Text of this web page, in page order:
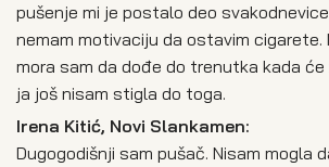
pušenje mi je postalo deo
nemam motivaciju da ostavim cigarete.
mora sam da dođe do trenutka kada
ja još nisam stigla do toga.
Irena Kitić, Novi Slankamen:
Dugogodišnji sam pušač. Nisam mogla